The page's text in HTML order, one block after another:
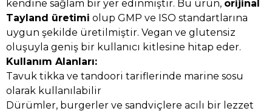
kendine sağlam bir yer edinmiştir. Bu ürün, orijinal
Tayland üretimi olup GMP ve ISO standartlarına
uygun şekilde üretilmiştir. Vegan ve glutensiz
oluşuyla geniş bir kullanıcı kitlesine hitap eder.
Kullanım Alanları:
Tavuk tikka ve tandoori tariflerinde marine sosu
olarak kullanılabilir
Dürümler, burgerler ve sandviçlere acılı bir lezzet